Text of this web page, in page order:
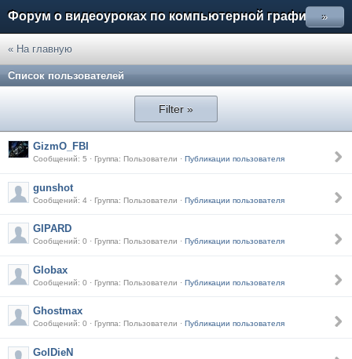
Форум о видеоуроках по компьютерной графике »
« На главную
Список пользователей
Filter »
GizmO_FBI
Сообщений: 5 · Группа: Пользователи · Публикации пользователя
gunshot
Сообщений: 4 · Группа: Пользователи · Публикации пользователя
GIPARD
Сообщений: 0 · Группа: Пользователи · Публикации пользователя
Globax
Сообщений: 0 · Группа: Пользователи · Публикации пользователя
Ghostmax
Сообщений: 0 · Группа: Пользователи · Публикации пользователя
GolDieN